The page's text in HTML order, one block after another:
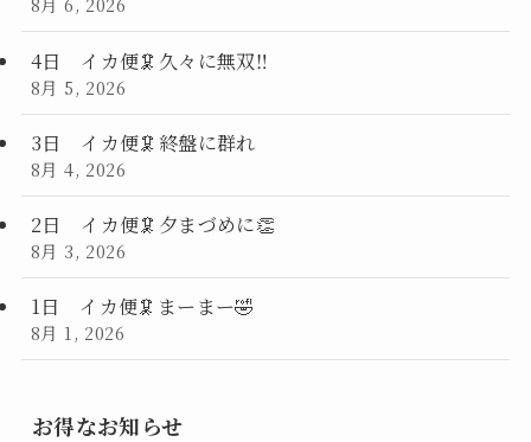
4日 イカ便🦑久々に無双‼️
8月 5, 2026
3日 イカ便🦑終盤に群れ
8月 4, 2026
2日 イカ便🦑夕まづめに👏
8月 3, 2026
1日 イカ便🦑まーまー🤣
8月 1, 2026
お得なお知らせ